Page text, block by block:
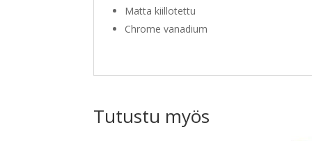
Matta kiillotettu
Chrome vanadium
Tutustu myös